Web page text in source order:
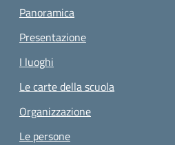
Panoramica
Presentazione
I luoghi
Le carte della scuola
Organizzazione
Le persone